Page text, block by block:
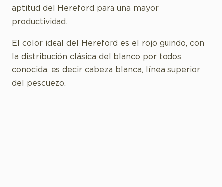
aptitud del Hereford para una mayor
productividad.
El color ideal del Hereford es el rojo guindo, con
la distribución clásica del blanco por todos
conocida, es decir cabeza blanca, línea superior
del pescuezo.